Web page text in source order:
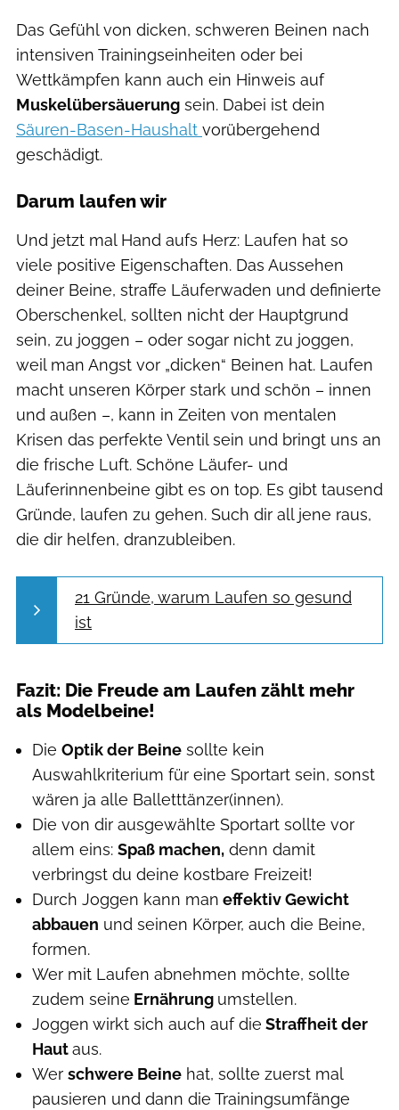
Das Gefühl von dicken, schweren Beinen nach
intensiven Trainingseinheiten oder bei
Wettkämpfen kann auch ein Hinweis auf
Muskelübersäuerung sein. Dabei ist dein
Säuren-Basen-Haushalt vorübergehend
geschädigt.
Darum laufen wir
Und jetzt mal Hand aufs Herz: Laufen hat so
viele positive Eigenschaften. Das Aussehen
deiner Beine, straffe Läuferwaden und definierte
Oberschenkel, sollten nicht der Hauptgrund
sein, zu joggen – oder sogar nicht zu joggen,
weil man Angst vor „dicken“ Beinen hat. Laufen
macht unseren Körper stark und schön – innen
und außen –, kann in Zeiten von mentalen
Krisen das perfekte Ventil sein und bringt uns an
die frische Luft. Schöne Läufer- und
Läuferinnenbeine gibt es on top. Es gibt tausend
Gründe, laufen zu gehen. Such dir all jene raus,
die dir helfen, dranzubleiben.
21 Gründe, warum Laufen so gesund
ist
Fazit: Die Freude am Laufen zählt mehr
als Modelbeine!
Die Optik der Beine sollte kein
Auswahlkriterium für eine Sportart sein, sonst
wären ja alle Balletttänzer(innen).
Die von dir ausgewählte Sportart sollte vor
allem eins: Spaß machen, denn damit
verbringst du deine kostbare Freizeit!
Durch Joggen kann man effektiv Gewicht
abbauen und seinen Körper, auch die Beine,
formen.
Wer mit Laufen abnehmen möchte, sollte
zudem seine Ernährung umstellen.
Joggen wirkt sich auch auf die Straffheit der
Hautaus.
Wer schwere Beine hat, sollte zuerst mal
pausieren und dann die Trainingsumfänge